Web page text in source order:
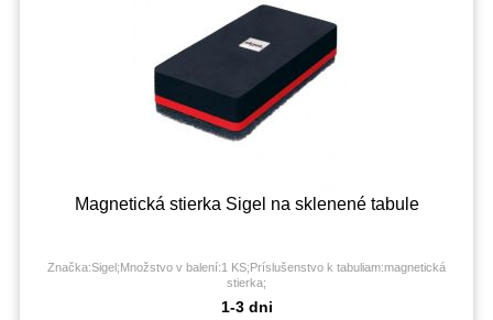
Magnetická stierka Sigel na sklenené tabule
Značka:Sigel;Množstvo v balení:1 KS;Príslušenstvo k tabuliam:magnetická
stierka;
1-3 dni